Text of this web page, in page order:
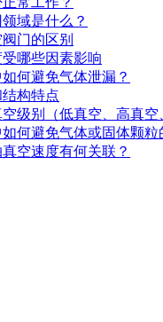
域是什么？
门的区别
哪些因素影响
何避免气体泄漏？
构特点
级别（低真空、高真空
何避免气体或固体颗粒
空速度有何关联？